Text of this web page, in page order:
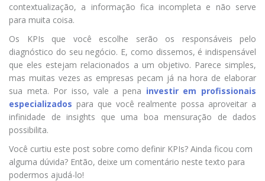
contextualização, a informação fica incompleta e não serve
para muita coisa.
Os KPIs que você escolhe serão os responsáveis pelo
diagnóstico do seu negócio. E, como dissemos, é indispensável
que eles estejam relacionados a um objetivo. Parece simples,
mas muitas vezes as empresas pecam já na hora de elaborar
sua meta. Por isso, vale a pena investir em profissionais
especializados para que você realmente possa aproveitar a
infinidade de insights que uma boa mensuração de dados
possibilita.
Você curtiu este post sobre como definir KPIs? Ainda ficou com
alguma dúvida? Então, deixe um comentário neste texto para
podermos ajudá-lo!